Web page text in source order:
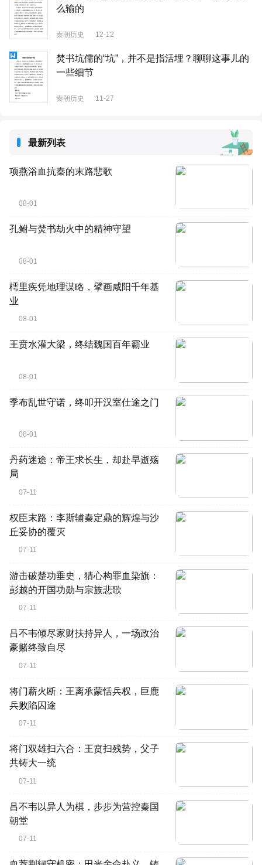
么输的
秦朝历史 12-12
焚书坑儒的“坑”，并不是指活埋？聊聊这事儿的
一些细节
秦朝历史 11-27
最新列表
项燕浴血抗秦的末路悲歌
08-01
孔鲋与焚书劫火中的精神守望
08-01
樗里疾凭地理谋略，擘画咸阳千年基
业
08-01
王贲水灌大梁，终结魏国百年霸业
08-01
季布乱世守诺，终叩开汉室仕途之门
08-01
丹药迷途：帝王求长生，却赴早逝殇
局
07-11
权臣末路：李斯辅秦定鼎的辉煌与沙
丘妥协的覆灭
07-11
游击破楚功垂史，猜心构罪血染旗：
彭越的开国功勋与宗族悲歌
07-11
吕不韦倾尽家财扶持异人，一场政治
豪赌终致自尽
07-11
将门薪火断：王离承蒙恬兵权，巨鹿
兵败陷囚途
07-11
将门双雄扫六合：王贲扫残势，父子
共铸大一统
07-11
吕不韦以异人为棋，步步为营控秦国
朝堂
07-11